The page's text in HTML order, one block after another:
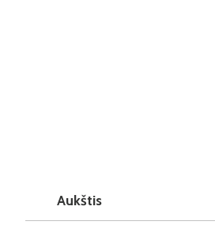
Aukštis